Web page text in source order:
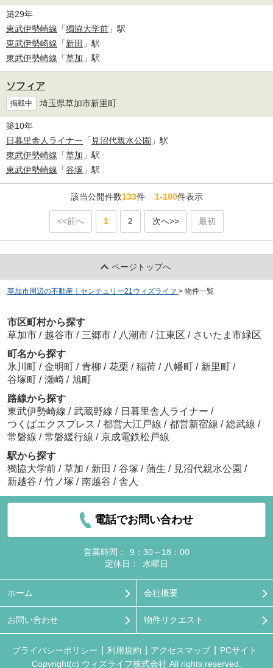
築29年
東武伊勢崎線 「獨協大学前 」駅
東武伊勢崎線 「新田 」駅
東武伊勢崎線 「草加 」駅
ソフィア
掲載中 埼玉県草加市新里町
築10年
日暮里舎人ライナー 「 見沼代親水公園 」駅
東武伊勢崎線 「草加 」駅
東武伊勢崎線 「谷塚 」駅
該当公開件数133件1-100件表示
<<前へ 1 2 次へ>> 最初
ページトップへ
草加市周辺の不動産｜センチュリー21ウィズライフ > 物件一覧
市区町村から探す
草加市 / 越谷市 / 三郷市 / 八潮市 / 江東区 / さいたま市緑区
町名から探す
氷川町 / 金明町 / 青柳 / 花栗 / 稲荷 / 八幡町 / 新里町 /
谷塚町 / 瀬崎 / 旭町
路線から探す
東武伊勢崎線 / 武蔵野線 / 日暮里舎人ライナー /
つくばエクスプレス / 都営大江戸線 / 都営新宿線 / 総武線 /
常磐線 / 常磐緩行線 / 京成電鉄松戸線
駅から探す
獨協大学前 / 草加 / 新田 / 谷塚 / 蒲生 / 見沼代親水公園 /
新越谷 / 竹ノ塚 / 南越谷 / 舎人
電話でお問い合わせ
営業時間：
9：30～18：00
定休日：
水曜日
ホーム 会社概要
お問い合わせ 物件リクエスト
プライバシーポリシー 利用規約 アクセスマップ
PCサイト
Copyright(c) ウィズライフ株式会社 All rights reserved.